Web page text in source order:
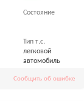
Состояние
Тип т.с.
легковой
автомобиль
Сообщить об ошибке